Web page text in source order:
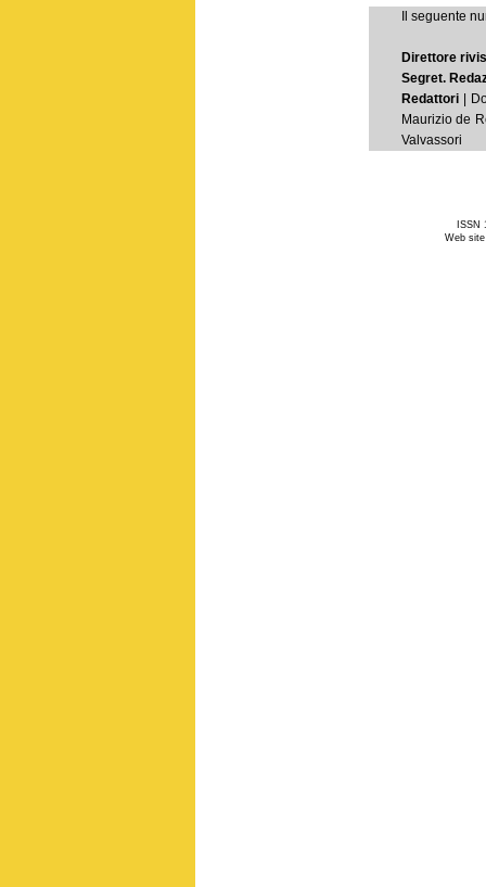
Il seguente
Direttore
Segret.
Redattori |
Maurizio de
Valvassori
ISSN
Web